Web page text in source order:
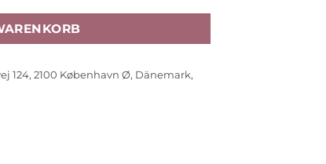
124, 2100 København Ø, Dänemark,